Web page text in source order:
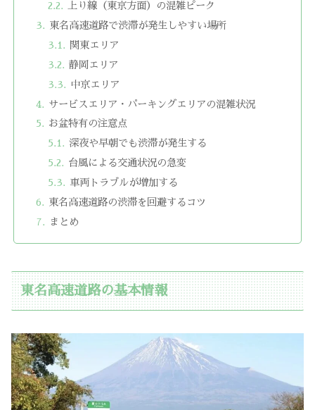
上り線（東京方面）の混雑ピーク
東名高速道路で渋滞が発生しやすい場所
関東エリア
静岡エリア
中京エリア
サービスエリア・パーキングエリアの混雑状況
お盆特有の注意点
深夜や早朝でも渋滞が発生する
台風による交通状況の急変
車両トラブルが増加する
東名高速道路の渋滞を回避するコツ
まとめ
東名高速道路の基本情報